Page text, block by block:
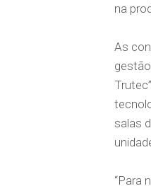
na
As
salas
“Para